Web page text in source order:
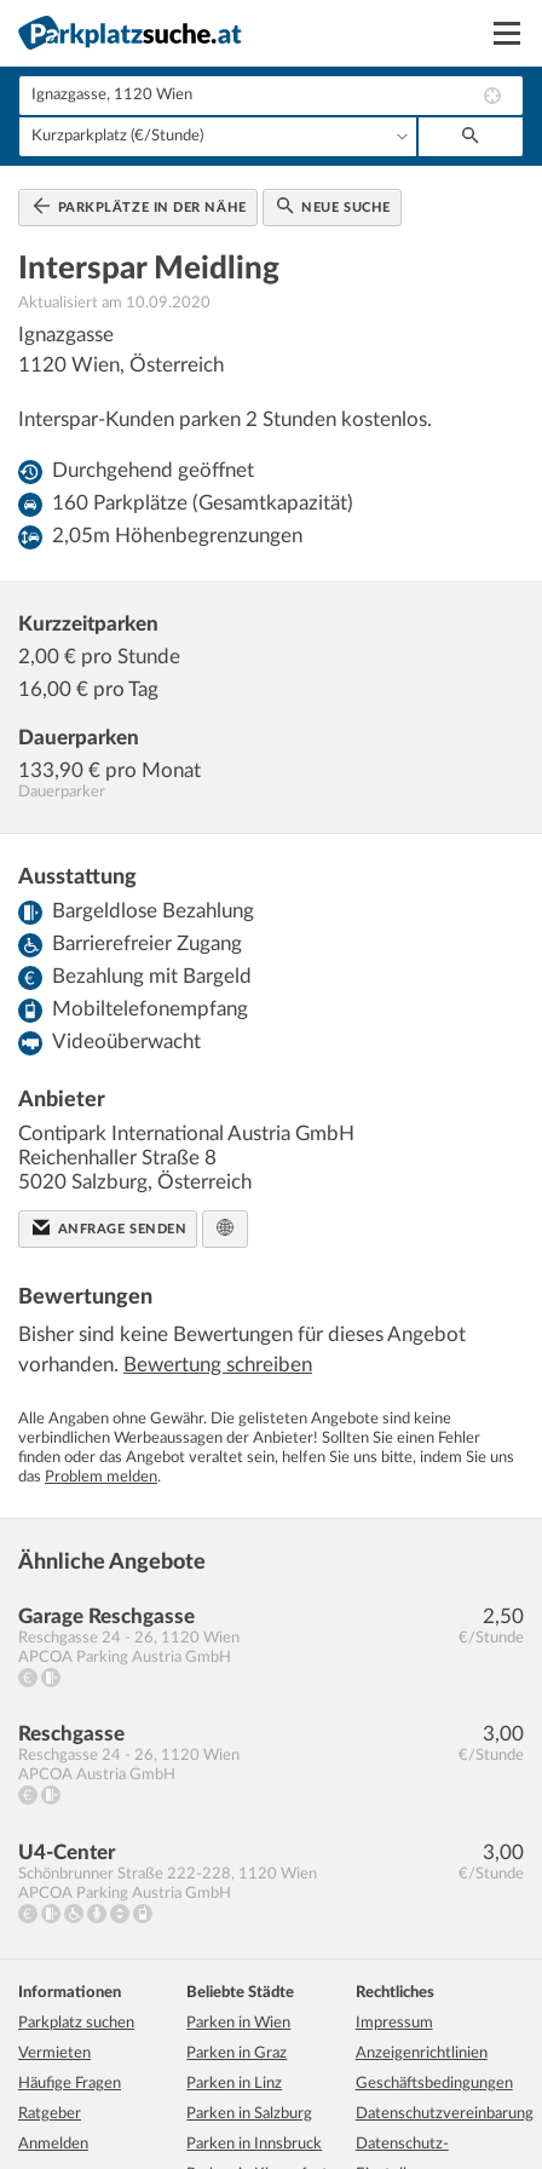
Suchen
Vermieten
Anmelden
PARKPLÄTZE IN DER NÄHE NEUE SUCHE
Interspar Meidling
Aktualisiert am 10.09.2020
Ignazgasse
1120 Wien, Österreich
Interspar-Kunden parken 2 Stunden kostenlos.
Durchgehend geöffnet
160 Parkplätze (Gesamtkapazität)
2,05m Höhenbegrenzungen
Kurzzeitparken
2,00 € pro Stunde
16,00 € pro Tag
Dauerparken
133,90 € pro Monat
Dauerparker
Ausstattung
Bargeldlose Bezahlung
Barrierefreier Zugang
Bezahlung mit Bargeld
Mobiltelefonempfang
Videoüberwacht
Anbieter
Contipark International Austria GmbH
Reichenhaller Straße 8
5020 Salzburg, Österreich
ANFRAGE SENDEN
Bewertungen
Bisher sind keine Bewertungen für dieses Angebot
vorhanden. Bewertung schreiben
Alle Angaben ohne Gewähr. Die gelisteten Angebote sind keine
verbindlichen Werbeaussagen der Anbieter! Sollten Sie einen Fehler
finden oder das Angebot veraltet sein, helfen Sie uns bitte, indem Sie uns
das Problem melden.
Ähnliche Angebote
2,50
€/Stunde
Garage Reschgasse
Reschgasse 24 - 26, 1120 Wien
APCOA Parking Austria GmbH
3,00
€/Stunde
Reschgasse
Reschgasse 24 - 26, 1120 Wien
APCOA Austria GmbH
3,00
€/Stunde
U4-Center
Schönbrunner Straße 222-228, 1120 Wien
APCOA Parking Austria GmbH
Informationen
Parkplatz suchen
Vermieten
Häufige Fragen
Ratgeber
Anmelden
Beliebte Städte
Parken in Wien
Parken in Graz
Parken in Linz
Parken in Salzburg
Parken in Innsbruck
Rechtliches
Impressum
Anzeigenrichtlinien
Geschäftsbedingungen
Datenschutzvereinbarung
Datenschutz-